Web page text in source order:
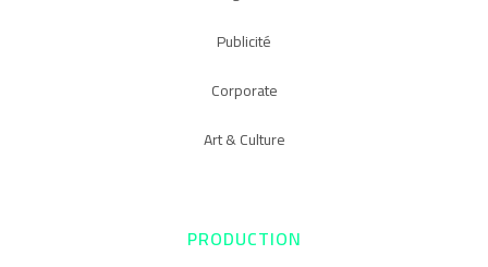
Publicité
Corporate
Art & Culture
PRODUCTION